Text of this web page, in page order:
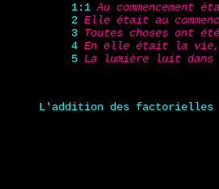
1:1Au
2 Elle était au
3 Toutes choses ont
4 En elle était la vie,
5 La lumière luit
L'addition des factorielles